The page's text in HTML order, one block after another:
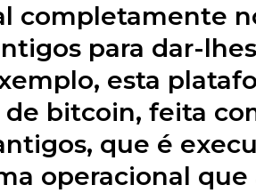
completamente
para dar-
esta
de bitcoin, feita
que é
operacional que